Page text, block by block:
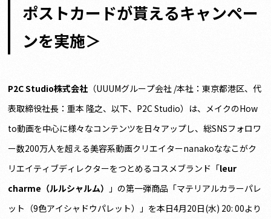
ポストカードが貰えるキャンペー
ンを実施＞
P2C Studio株式会社 （UUUMグループ会社 /本社：東京都港区、代
表取締役社長：重本 隆之、以下、P2C Studio）は、メイクのHow
to動画を中心に様々なコンテンツを日々アップし、総SNSフォロワ
ー数200万人を超える美容系動画クリエイターnanakoななこがク
リエイティブディレクターをつとめるコスメブランド「leur
charme（ルルシャルム）
」の第一弾商品「マテリアルカラーパレ
ット（9色アイシャドウパレット）」を本日4月20日(水) 20: 00より